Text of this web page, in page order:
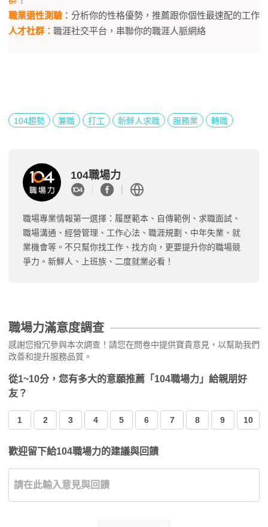
職業適性測驗 ：分析你的性格優勢，推薦跟你個性最速配的工作
人才社群： 職涯社交平台，串聯你的職涯人脈網絡
104趨勢 兼職 打工 新鮮人求職 服務業 轉職
104職場力
職場專業情報第一選擇：履歷範本、自傳範例、求職面試、
職場溝通、經營管理、工作心法、職涯規劃、中年失業、就
業機會等。不只幫你找工作、找方向，更要提升你的職場競
爭力。新鮮人、上班族、二度就業必看！
職場力滿意度調查
感謝您撥冗參與本次調查！請您在問卷中提供寶貴意見，以幫助我們
改善和提升服務品質。
從1~10分，您有多大的意願推薦「104職場力」給親朋好
友？
1 2 3 4 5 6 7 8 9 10
歡迎留下給104職場力的建議與回饋